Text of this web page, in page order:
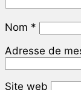
Nom *
Adresse de
Site web